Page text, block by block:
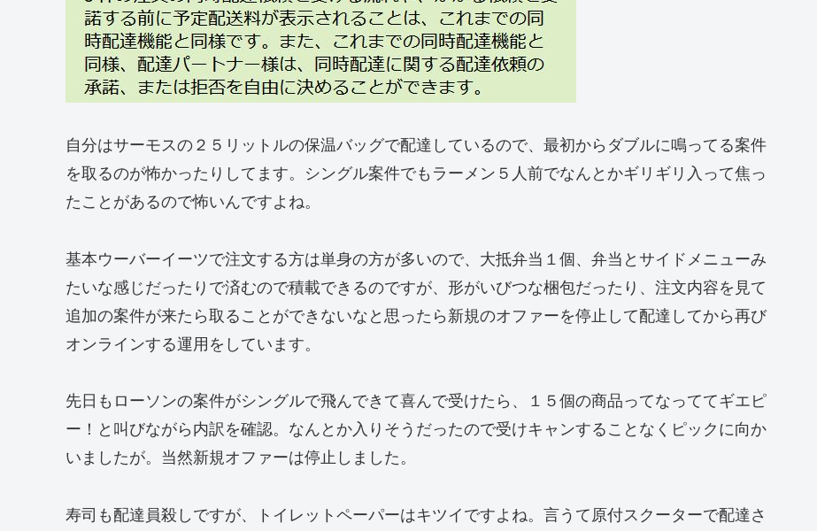
自分はサーモスの２５リットルの保温バッグで配達しているので、最初からダブルに鳴ってる案件
を取るのが怖かったりしてます。シングル案件でもラーメン５人前でなんとかギリギリ入って焦っ
たことがあるので怖いんですよね。
基本ウーバーイーツで注文する方は単身の方が多いので、大抵弁当１個、弁当とサイドメニューみ
たいな感じだったりで済むので積載できるのですが、形がいびつな梱包だったり、注文内容を見て
追加の案件が来たら取ることができないなと思ったら新規のオファーを停止して配達してから再び
オンラインする運用をしています。
先日もローソンの案件がシングルで飛んできて喜んで受けたら、１５個の商品ってなっててギエピ
ー！と叫びながら内訳を確認。なんとか入りそうだったので受けキャンすることなくピックに向か
いましたが。当然新規オファーは停止しました。
寿司も配達員殺しですが、トイレットペーパーはキツイですよね。言うて原付スクーターで配達さ